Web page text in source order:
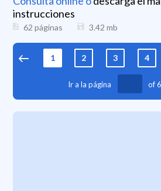
instrucciones
62 páginas 3.42 mb
1 2 3 4
Ir a la página of